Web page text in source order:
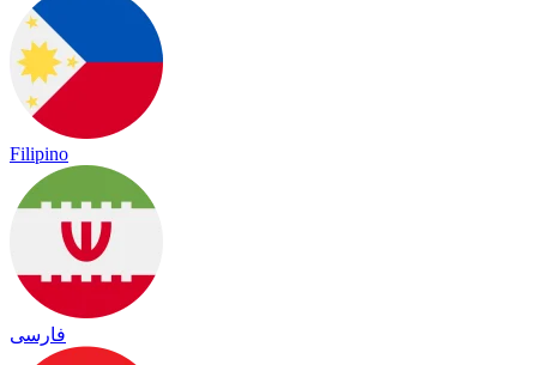
Filipino
فارسی